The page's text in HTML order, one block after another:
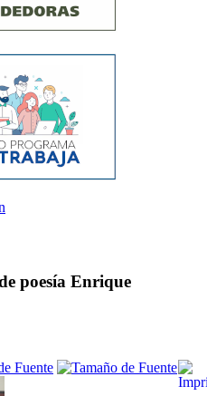
poesía Enrique